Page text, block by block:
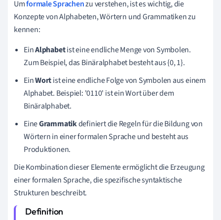
Umformale Sprachenzu verstehen, ist es wichtig, die
Konzepte von Alphabeten, Wörtern und Grammatiken zu
kennen:
EinAlphabetist eine endliche Menge von Symbolen.
Zum Beispiel, das Binäralphabet besteht aus {0, 1}.
EinWortist eine endliche Folge von Symbolen aus einem
Alphabet. Beispiel: '0110' ist ein Wort über dem
Binäralphabet.
EineGrammatikdefiniert die Regeln für die Bildung von
Wörtern in einer formalen Sprache und besteht aus
Produktionen.
Die Kombination dieser Elemente ermöglicht die Erzeugung
einer formalen Sprache, die spezifische syntaktische
Strukturen beschreibt.